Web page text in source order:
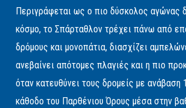
Περιγράφεται ως ο πιο δύσκολος αγώνας
κόσμο, το Σπάρταθλον τρέχει πάνω από
δρόμους και μονοπάτια, διασχίζει
ανεβαίνει απότομες πλαγιές και η πιο
όταν κατευθύνει τους δρομείς με ανάβαση
κάθοδο του Παρθένιου Όρους μέσα στην